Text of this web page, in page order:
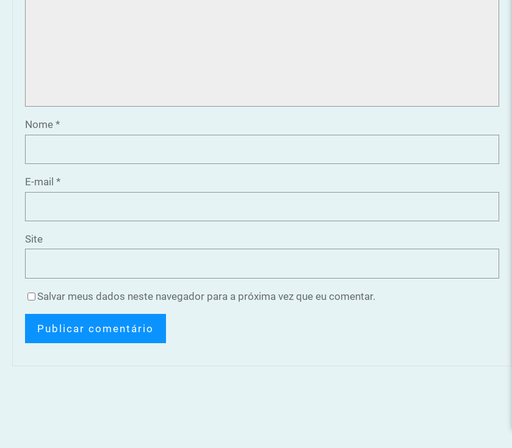
Nome *
E-mail *
Site
Salvar meus dados neste navegador para a próxima vez que eu comentar.